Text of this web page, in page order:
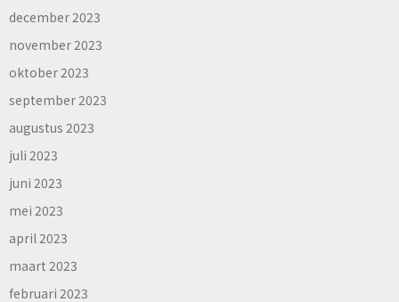
december 2023
november 2023
oktober 2023
september 2023
augustus 2023
juli 2023
juni 2023
mei 2023
april 2023
maart 2023
februari 2023